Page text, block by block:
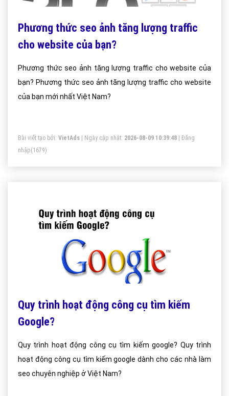
Phương thức seo ảnh tăng lượng traffic
cho website của bạn?
Phương thức seo ảnh tăng lượng traffic cho website của
bạn? Phương thức seo ảnh tăng lượng traffic cho website
của bạn mới nhất Việt Nam?
Bài viết tạo bởi: VietAds | Ngày cập nhật: 2026-08-09 10:39:48
Đăng
nhập(1679)
Quy trình hoạt động công cụ tìm kiếm
Google?
Quy trình hoạt động công cụ tìm kiếm google? Quy trình
hoạt động công cụ tìm kiếm google dành cho các nhà làm
seo chuyên nghiệp ở Việt Nam?